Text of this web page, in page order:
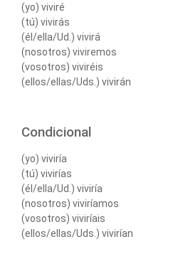
(yo) viviré
(tú) vivirás
(él/ella/Ud.) vivirá
(nosotros) viviremos
(vosotros) viviréis
(ellos/ellas/Uds.) vivirán
Condicional
(yo) viviría
(tú) vivirías
(él/ella/Ud.) viviría
(nosotros) viviríamos
(vosotros) viviríais
(ellos/ellas/Uds.) vivirían